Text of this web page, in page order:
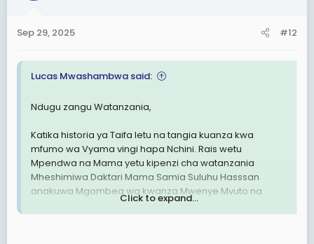
Sep 29, 2025 #12
Lucas Mwashambwa said:
Ndugu zangu Watanzania,
Katika historia ya Taifa letu na tangia kuanza kwa
mfumo wa Vyama vingi hapa Nchini. Rais wetu
Mpendwa na Mama yetu kipenzi cha watanzania
Mheshimiwa Daktari Mama Samia Suluhu Hasssan
anakuwa Mgombea wa kwanza Mwenye Mvuto na
shawishi Mkubwa sana kwa wapiga kura.
Click to expand...